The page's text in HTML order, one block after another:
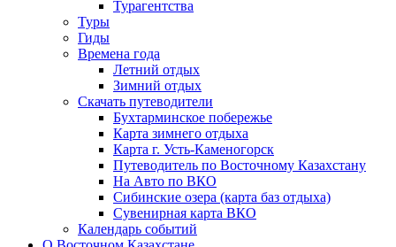
Турагентства
Туры
Гиды
Времена года
Летний отдых
Зимний отдых
Скачать путеводители
Бухтарминское побережье
Карта зимнего отдыха
Карта г. Усть-Каменогорск
Путеводитель по Восточному Казахстану
На Авто по ВКО
Сибинские озера (карта баз отдыха)
Сувенирная карта ВКО
Календарь событий